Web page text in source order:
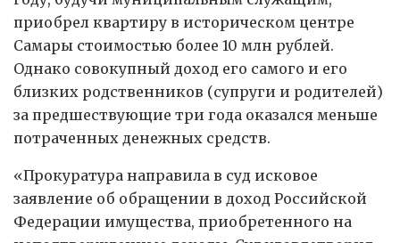
приобрел квартиру в историческом центре
Самары стоимостью более 10 млн рублей.
Однако совокупный доход его самого и его
близких родственников (супруги и родителей)
за предшествующие три года оказался меньше
потраченных денежных средств.
«Прокуратура направила в суд исковое
заявление об обращении в доход Российской
Федерации имущества, приобретенного на